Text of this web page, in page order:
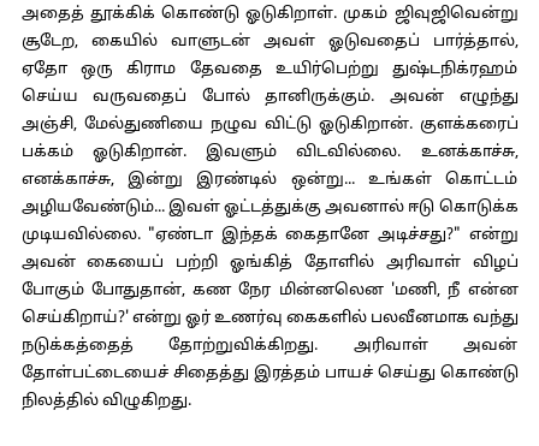
அதைத் தூக்கிக் கொண்டு ஓடுகிறாள். முகம் ஜிவுஜிவென்று
சூடேற, கையில் வாளுடன் அவள் ஓடுவதைப் பார்த்தால்,
ஏதோ ஒரு கிராம தேவதை உயிர்பெற்று துஷ்டநிக்ரஹம்
செய்ய வருவதைப் போல் தானிருக்கும். அவன் எழுந்து
அஞ்சி, மேல்துணியை நழுவ விட்டு ஓடுகிறான். குளக்கரைப்
பக்கம் ஓடுகிறான். இவளும் விடவில்லை. உனக்காச்சு,
எனக்காச்சு, இன்று இரண்டில் ஒன்று... உங்கள் கொட்டம்
அழியவேண்டும்... இவள் ஓட்டத்துக்கு அவனால் ஈடு கொடுக்க
முடியவில்லை. "ஏண்டா இந்தக் கைதானே அடிச்சது?" என்று
அவன் கையைப் பற்றி ஓங்கித் தோளில் அரிவாள் விழப்
போகும் போதுதான், கண நேர மின்னலென 'மணி, நீ என்ன
செய்கிறாய்?' என்று ஓர் உணர்வு கைகளில் பலவீனமாக வந்து
நடுக்கத்தைத் தோற்றுவிக்கிறது. அரிவாள் அவன்
தோள்பட்டையைச் சிதைத்து இரத்தம் பாயச் செய்து கொண்டு
நிலத்தில் விழுகிறது.